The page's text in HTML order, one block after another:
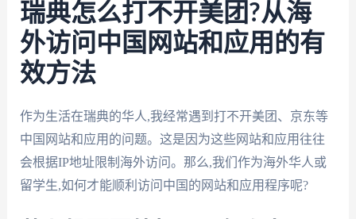
瑞典怎么打不开美团?从海
外访问中国网站和应用的有
效方法
作为生活在瑞典的华人,我经常遇到打不开美团、京东等
中国网站和应用的问题。这是因为这些网站和应用往往
会根据IP地址限制海外访问。那么,我们作为海外华人或
留学生,如何才能顺利访问中国的网站和应用程序呢?